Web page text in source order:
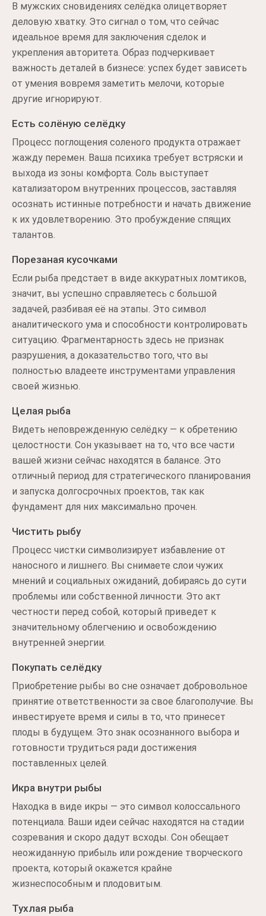
В мужских сновидениях селёдка олицетворяет
деловую хватку. Это сигнал о том, что сейчас
идеальное время для заключения сделок и
укрепления авторитета. Образ подчеркивает
важность деталей в бизнесе: успех будет зависеть
от умения вовремя заметить мелочи, которые
другие игнорируют.
Есть солёную селёдку
Процесс поглощения соленого продукта отражает
жажду перемен. Ваша психика требует встряски и
выхода из зоны комфорта. Соль выступает
катализатором внутренних процессов, заставляя
осознать истинные потребности и начать движение
к их удовлетворению. Это пробуждение спящих
талантов.
Порезаная кусочками
Если рыба предстает в виде аккуратных ломтиков,
значит, вы успешно справляетесь с большой
задачей, разбивая её на этапы. Это символ
аналитического ума и способности контролировать
ситуацию. Фрагментарность здесь не признак
разрушения, а доказательство того, что вы
полностью владеете инструментами управления
своей жизнью.
Целая рыба
Видеть неповрежденную селёдку — к обретению
целостности. Сон указывает на то, что все части
вашей жизни сейчас находятся в балансе. Это
отличный период для стратегического планирования
и запуска долгосрочных проектов, так как
фундамент для них максимально прочен.
Чистить рыбу
Процесс чистки символизирует избавление от
наносного и лишнего. Вы снимаете слои чужих
мнений и социальных ожиданий, добираясь до сути
проблемы или собственной личности. Это акт
честности перед собой, который приведет к
значительному облегчению и освобождению
внутренней энергии.
Покупать селёдку
Приобретение рыбы во сне означает добровольное
принятие ответственности за свое благополучие. Вы
инвестируете время и силы в то, что принесет
плоды в будущем. Это знак осознанного выбора и
готовности трудиться ради достижения
поставленных целей.
Икра внутри рыбы
Находка в виде икры — это символ колоссального
потенциала. Ваши идеи сейчас находятся на стадии
созревания и скоро дадут всходы. Сон обещает
неожиданную прибыль или рождение творческого
проекта, который окажется крайне
жизнеспособным и плодовитым.
Тухлая рыба